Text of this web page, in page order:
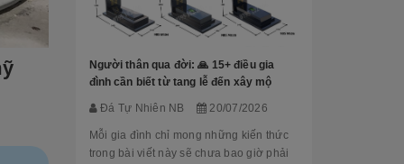
Người thân qua đời: 🙏 15+ điều gia
đình cần biết từ tang lễ đến xây mộ
Đá Tự Nhiên NB 20/07/2026
Mỗi gia đình chỉ mong những kiến thức
trong bài viết này sẽ chưa bao giờ phải